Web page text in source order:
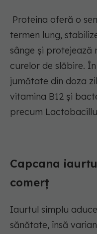
Proteina oferă o
termen lung,
sânge și protejează
curelor de slăbire.
jumătate din doza
vitamina B12 și
precum
Capcana
comerț
Iaurtul simplu
sănătate, însă